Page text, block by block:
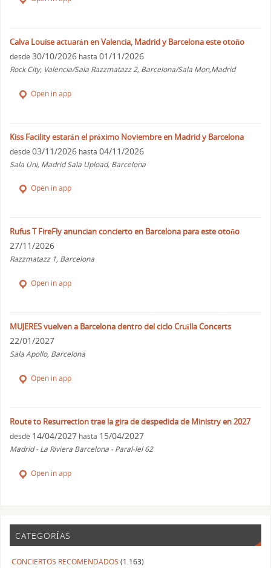
Calva Louise actuarán en Valencia, Madrid y Barcelona este otoño
desde 30/10/2026 hasta 01/11/2026
Rock City, Valencia/Sala Razzmatazz 2, Barcelona/Sala Mon,Madrid
Open in app
Kiss Facility estarán el próximo Noviembre en Madrid y Barcelona
desde 03/11/2026 hasta 04/11/2026
Sala Uni, Madrid Sala Upload, Barcelona
Open in app
Rufus T FireFly anuncian concierto en Barcelona para este otoño
27/11/2026
Razzmatazz 1, Barcelona
Open in app
MUJERES vuelven a Barcelona dentro del ciclo Cruïlla Concerts
22/01/2027
Sala Apollo, Barcelona
Open in app
Route to Resurrection trae la gira de despedida de Ministry en 2027
desde 14/04/2027 hasta 15/04/2027
Madrid - La Riviera Barcelona - Paral-lel 62
Open in app
CATEGORÍAS
CONCIERTOS RECOMENDADOS (1.163)